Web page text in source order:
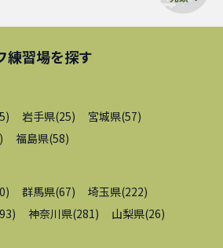
練習場を探す
) 岩手県(25) 宮城県(57)
) 福島県(58)
) 群馬県(67) 埼玉県(222)
) 神奈川県(281) 山梨県(26)